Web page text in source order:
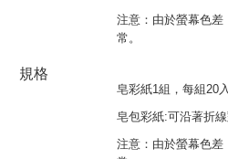
注意：由於螢幕色差
常。
規格
皂彩紙1組，每組20入
皂包彩紙:可沿著折
注意：由於螢幕色差